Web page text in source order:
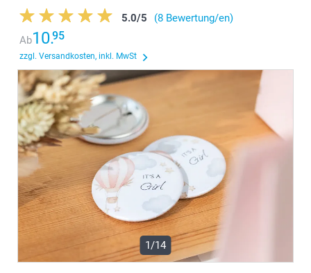
5.0/5
(8 Bewertung/en)
Ab10.95
zzgl. Versandkosten, inkl. MwSt
1/14